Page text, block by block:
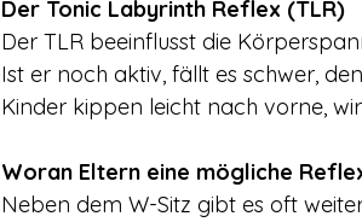
Der Tonic Labyrinth Reflex (TLR)
Der TLR beeinflusst die
Ist er noch aktiv, fällt es schwer,
Kinder kippen leicht nach vorne,
Woran Eltern eine mögliche
Neben dem W-Sitz gibt es oft